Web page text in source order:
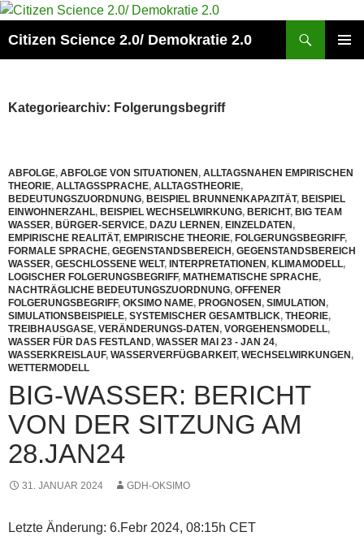
Zum
springen
Citizen Science 2.0/ Demokratie 2.0
Kategoriearchiv: Folgerungsbegriff
ABFOLGE, ABFOLGE VON SITUATIONEN, ALLTAGSNAHEN EMPIRISCHEN
THEORIE, ALLTAGSSPRACHE, ALLTAGSTHEORIE,
BEDEUTUNGSZUORDNUNG, BEISPIEL BRUNNENKAPAZITÄT, BEISPIEL
EINWOHNERZAHL, BEISPIEL WECHSELWIRKUNG, BERICHT, BIG TEAM
WASSER, BÜRGER-SERVICE, DAZU LERNEN, EINZELDATEN,
EMPIRISCHE REALITÄT, EMPIRISCHE THEORIE, FOLGERUNGSBEGRIFF,
FORMALE SPRACHE, GEGENSTANDSBEREICH, GEGENSTANDSBEREICH
WASSER, GESCHLOSSENE WELT, INTERPRETATIONEN, KLIMAMODELL,
LOGISCHER FOLGERUNGSBEGRIFF, MATHEMATISCHE SPRACHE,
NACHTRÄGLICHE BEDEUTUNGSZUORDNUNG, OFFENER
FOLGERUNGSBEGRIFF, OKSIMO NAME, PROGNOSEN, SIMULATION,
SIMULATIONSBEISPIELE, SYSTEMISCHER GESAMTBLICK, THEORIE,
TREIBHAUSGASE, VERÄNDERUNGS-DATEN, VORGEHENSMODELL,
WASSER FÜR DAS FESTLAND, WASSER MAI 23 - JAN 24,
WASSERKREISLAUF, WASSERVERFÜGBARKEIT, WECHSELWIRKUNGEN,
WETTERMODELL
BIG-WASSER: BERICHT
VON DER SITZUNG AM
28.JAN24
31. JANUAR 2024 GDH-OKSIMO
Letzte Änderung: 6.Febr 2024, 08:15h CET